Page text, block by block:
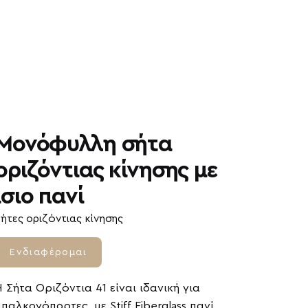
σήτα
κίνησης με
πανί
οριζόντιας κίνησης
Ενδιαφέρομαι
Σήτα Οριζόντια 41 είναι ιδανική για
με Stiff Fiberglass πανί,